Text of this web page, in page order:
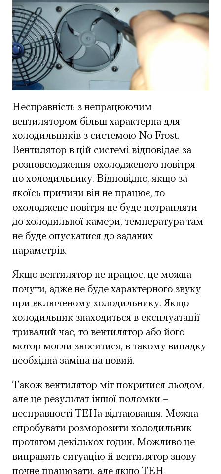
Несправність з непрацюючим
вентилятором більш характерна для
холодильників з системою No Frost.
Вентилятор в цій системі відповідає за
розповсюдження охолодженого повітря
по холодильнику. Відповідно, якщо за
якоїсь причини він не працює, то
охолоджене повітря не буде потрапляти
до холодильної камери, температура там
не буде опускатися до заданих
параметрів.
Якщо вентилятор не працює, це можна
почути, адже не буде характерного звуку
при включеному холодильнику. Якщо
холодильник знаходиться в експлуатації
тривалий час, то вентилятор або його
мотор могли зноситися, в такому випадку
необхідна заміна на новий.
Також вентилятор міг покритися льодом,
але це результат іншої поломки –
несправності ТЕНа відтаювання. Можна
спробувати розморозити холодильник
протягом декількох годин. Можливо це
виправить ситуацію й вентилятор знову
почне працювати, але якщо ТЕН